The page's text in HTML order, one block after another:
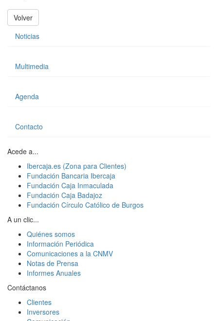
Volver
Noticias
Multimedia
Agenda
Contacto
Acede a...
Ibercaja.es (Zona para Clientes)
Fundación Bancaria Ibercaja
Fundación Caja Inmaculada
Fundación Caja Badajoz
Fundación Círculo Católico de Burgos
A un clic...
Quiénes somos
Información Periódica
Comunicaciones a la CNMV
Notas de Prensa
Informes Anuales
Contáctanos
Clientes
Inversores